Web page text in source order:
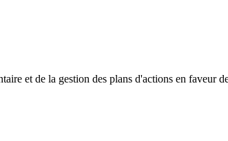
et de la gestion des plans d'actions en faveur